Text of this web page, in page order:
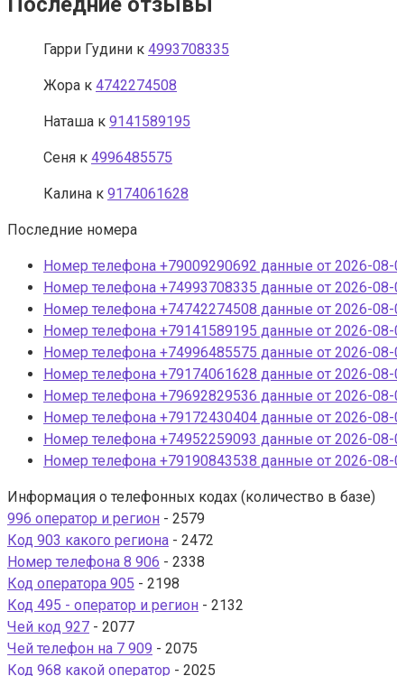
Гарри Гудини к 4993708335
Жора к 4742274508
Наташа к 9141589195
Сеня к 4996485575
Калина к 9174061628
Последние номера
Номер телефона +79009290692 данные от 2026-08-
Номер телефона +74993708335 данные от 2026-08-
Номер телефона +74742274508 данные от 2026-08-
Номер телефона +79141589195 данные от 2026-08-
Номер телефона +74996485575 данные от 2026-08-
Номер телефона +79174061628 данные от 2026-08-
Номер телефона +79692829536 данные от 2026-08-
Номер телефона +79172430404 данные от 2026-08-
Номер телефона +74952259093 данные от 2026-08-
Номер телефона +79190843538 данные от 2026-08-
Информация о телефонных кодах (количество в базе)
996 оператор и регион - 2579
Код 903 какого региона - 2472
Номер телефона 8 906 - 2338
Код оператора 905 - 2198
Код 495 - оператор и регион - 2132
Чей код 927 - 2077
Чей телефон на 7 909 - 2075
Код 968 какой оператор - 2025